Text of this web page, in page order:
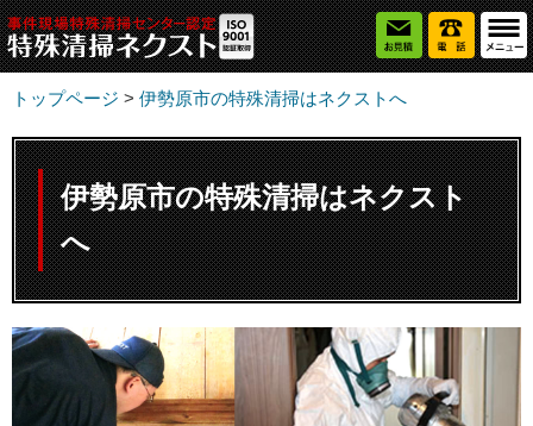
トップページ > 伊勢原市の特殊清掃はネクストへ
伊勢原市の特殊清掃はネクスト
へ